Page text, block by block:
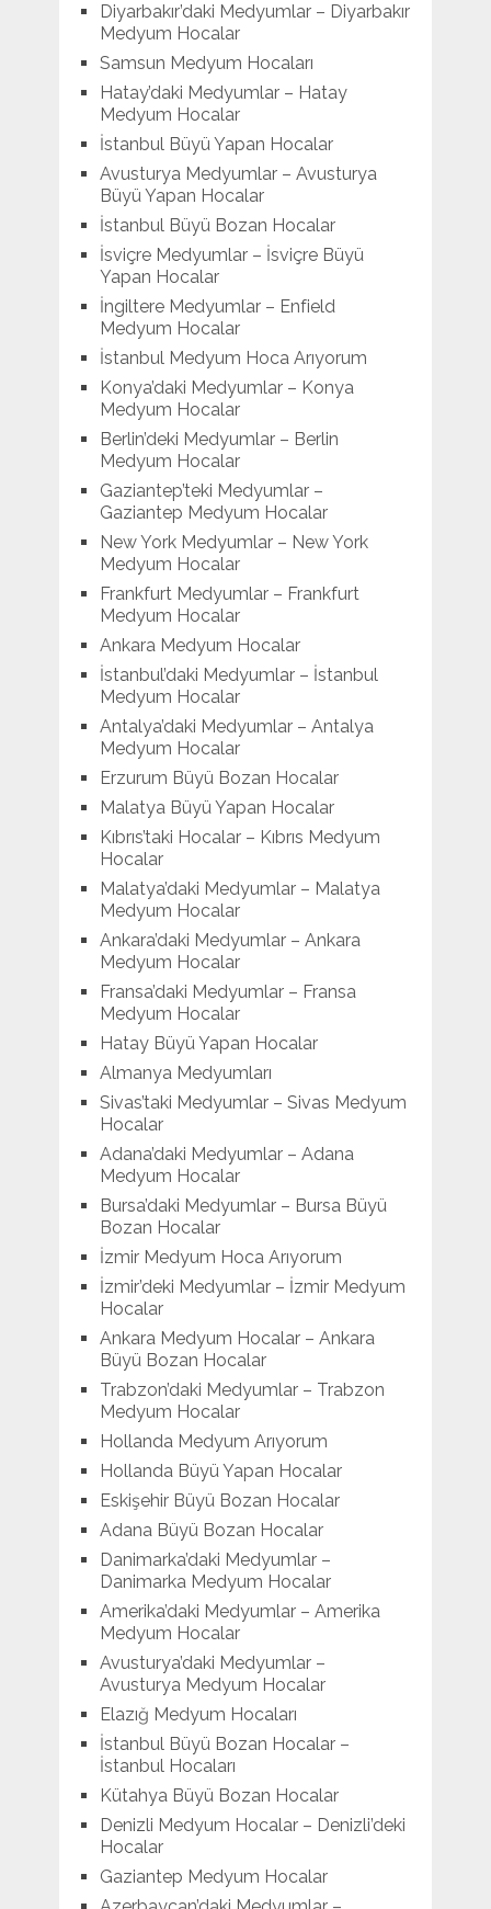
Diyarbakır’daki Medyumlar – Diyarbakır
Medyum Hocalar
Samsun Medyum Hocaları
Hatay’daki Medyumlar – Hatay
Medyum Hocalar
İstanbul Büyü Yapan Hocalar
Avusturya Medyumlar – Avusturya
Büyü Yapan Hocalar
İstanbul Büyü Bozan Hocalar
İsviçre Medyumlar – İsviçre Büyü
Yapan Hocalar
İngiltere Medyumlar – Enfield
Medyum Hocalar
İstanbul Medyum Hoca Arıyorum
Konya’daki Medyumlar – Konya
Medyum Hocalar
Berlin’deki Medyumlar – Berlin
Medyum Hocalar
Gaziantep’teki Medyumlar –
Gaziantep Medyum Hocalar
New York Medyumlar – New York
Medyum Hocalar
Frankfurt Medyumlar – Frankfurt
Medyum Hocalar
Ankara Medyum Hocalar
İstanbul’daki Medyumlar – İstanbul
Medyum Hocalar
Antalya’daki Medyumlar – Antalya
Medyum Hocalar
Erzurum Büyü Bozan Hocalar
Malatya Büyü Yapan Hocalar
Kıbrıs’taki Hocalar – Kıbrıs Medyum
Hocalar
Malatya’daki Medyumlar – Malatya
Medyum Hocalar
Ankara’daki Medyumlar – Ankara
Medyum Hocalar
Fransa’daki Medyumlar – Fransa
Medyum Hocalar
Hatay Büyü Yapan Hocalar
Almanya Medyumları
Sivas’taki Medyumlar – Sivas Medyum
Hocalar
Adana’daki Medyumlar – Adana
Medyum Hocalar
Bursa’daki Medyumlar – Bursa Büyü
Bozan Hocalar
İzmir Medyum Hoca Arıyorum
İzmir’deki Medyumlar – İzmir Medyum
Hocalar
Ankara Medyum Hocalar – Ankara
Büyü Bozan Hocalar
Trabzon’daki Medyumlar – Trabzon
Medyum Hocalar
Hollanda Medyum Arıyorum
Hollanda Büyü Yapan Hocalar
Eskişehir Büyü Bozan Hocalar
Adana Büyü Bozan Hocalar
Danimarka’daki Medyumlar –
Danimarka Medyum Hocalar
Amerika’daki Medyumlar – Amerika
Medyum Hocalar
Avusturya’daki Medyumlar –
Avusturya Medyum Hocalar
Elazığ Medyum Hocaları
İstanbul Büyü Bozan Hocalar –
İstanbul Hocaları
Kütahya Büyü Bozan Hocalar
Denizli Medyum Hocalar – Denizli’deki
Hocalar
Gaziantep Medyum Hocalar